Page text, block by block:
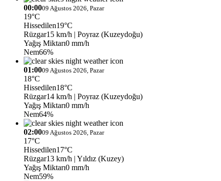
00:0009 Ağustos 2026, Pazar
19°C
Hissedilen19°C
Rüzgar15 km/h | Poyraz (Kuzeydoğu)
Yağış Miktarı0 mm/h
Nem66%
01:0009 Ağustos 2026, Pazar
18°C
Hissedilen18°C
Rüzgar14 km/h | Poyraz (Kuzeydoğu)
Yağış Miktarı0 mm/h
Nem64%
02:0009 Ağustos 2026, Pazar
17°C
Hissedilen17°C
Rüzgar13 km/h | Yıldız (Kuzey)
Yağış Miktarı0 mm/h
Nem59%